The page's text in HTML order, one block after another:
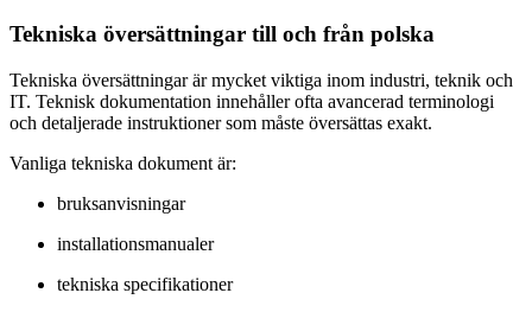
Tekniska översättningar till och från polska
Tekniska översättningar är mycket viktiga inom industri, teknik och
IT. Teknisk dokumentation innehåller ofta avancerad terminologi
och detaljerade instruktioner som måste översättas exakt.
Vanliga tekniska dokument är:
bruksanvisningar
installationsmanualer
tekniska specifikationer